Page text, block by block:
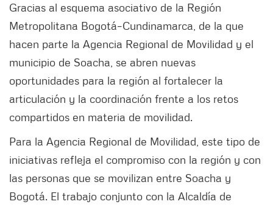
Gracias al esquema asociativo de la Región
Metropolitana Bogotá–Cundinamarca, de la que
hacen parte la Agencia Regional de Movilidad y el
municipio de Soacha, se abren nuevas
oportunidades para la región al fortalecer la
articulación y la coordinación frente a los retos
compartidos en materia de movilidad.
Para la Agencia Regional de Movilidad, este tipo de
iniciativas refleja el compromiso con la región y con
las personas que se movilizan entre Soacha y
Bogotá. El trabajo conjunto con la Alcaldía de